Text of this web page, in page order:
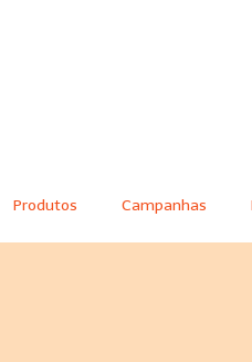
Produtos Campanhas